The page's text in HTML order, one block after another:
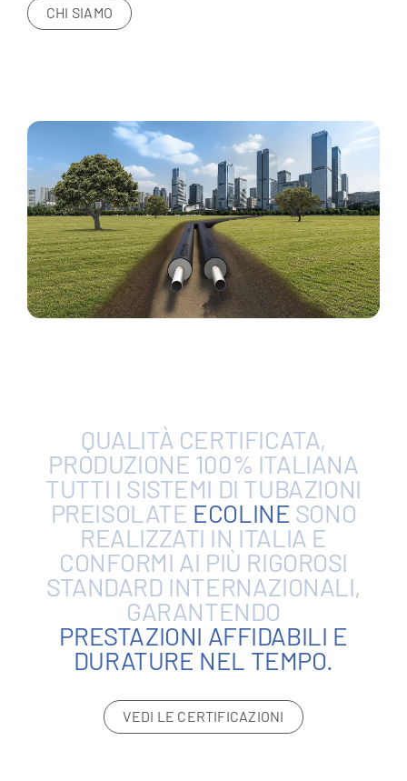
CHI SIAMO
QUALITÀ CERTIFICATA,
PRODUZIONE 100% ITALIANA
TUTTI I SISTEMI DI TUBAZIONI
PREISOLATE ECOLINE SONO
REALIZZATI IN ITALIA E
CONFORMI AI PIÙ RIGOROSI
STANDARD INTERNAZIONALI,
GARANTENDO
PRESTAZIONI AFFIDABILI E
DURATURE NEL TEMPO.
VEDI LE CERTIFICAZIONI